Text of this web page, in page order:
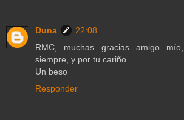
Duna
22:08
RMC, muchas gracias amigo
siempre, y por tu cariño.
Un beso
Responder